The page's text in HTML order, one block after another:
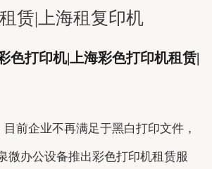
赁|上海租复印机
色打印机|上海彩色打印机租赁|
前企业不再满足于黑白打印文件，
微办公设备推出彩色打印机租赁服